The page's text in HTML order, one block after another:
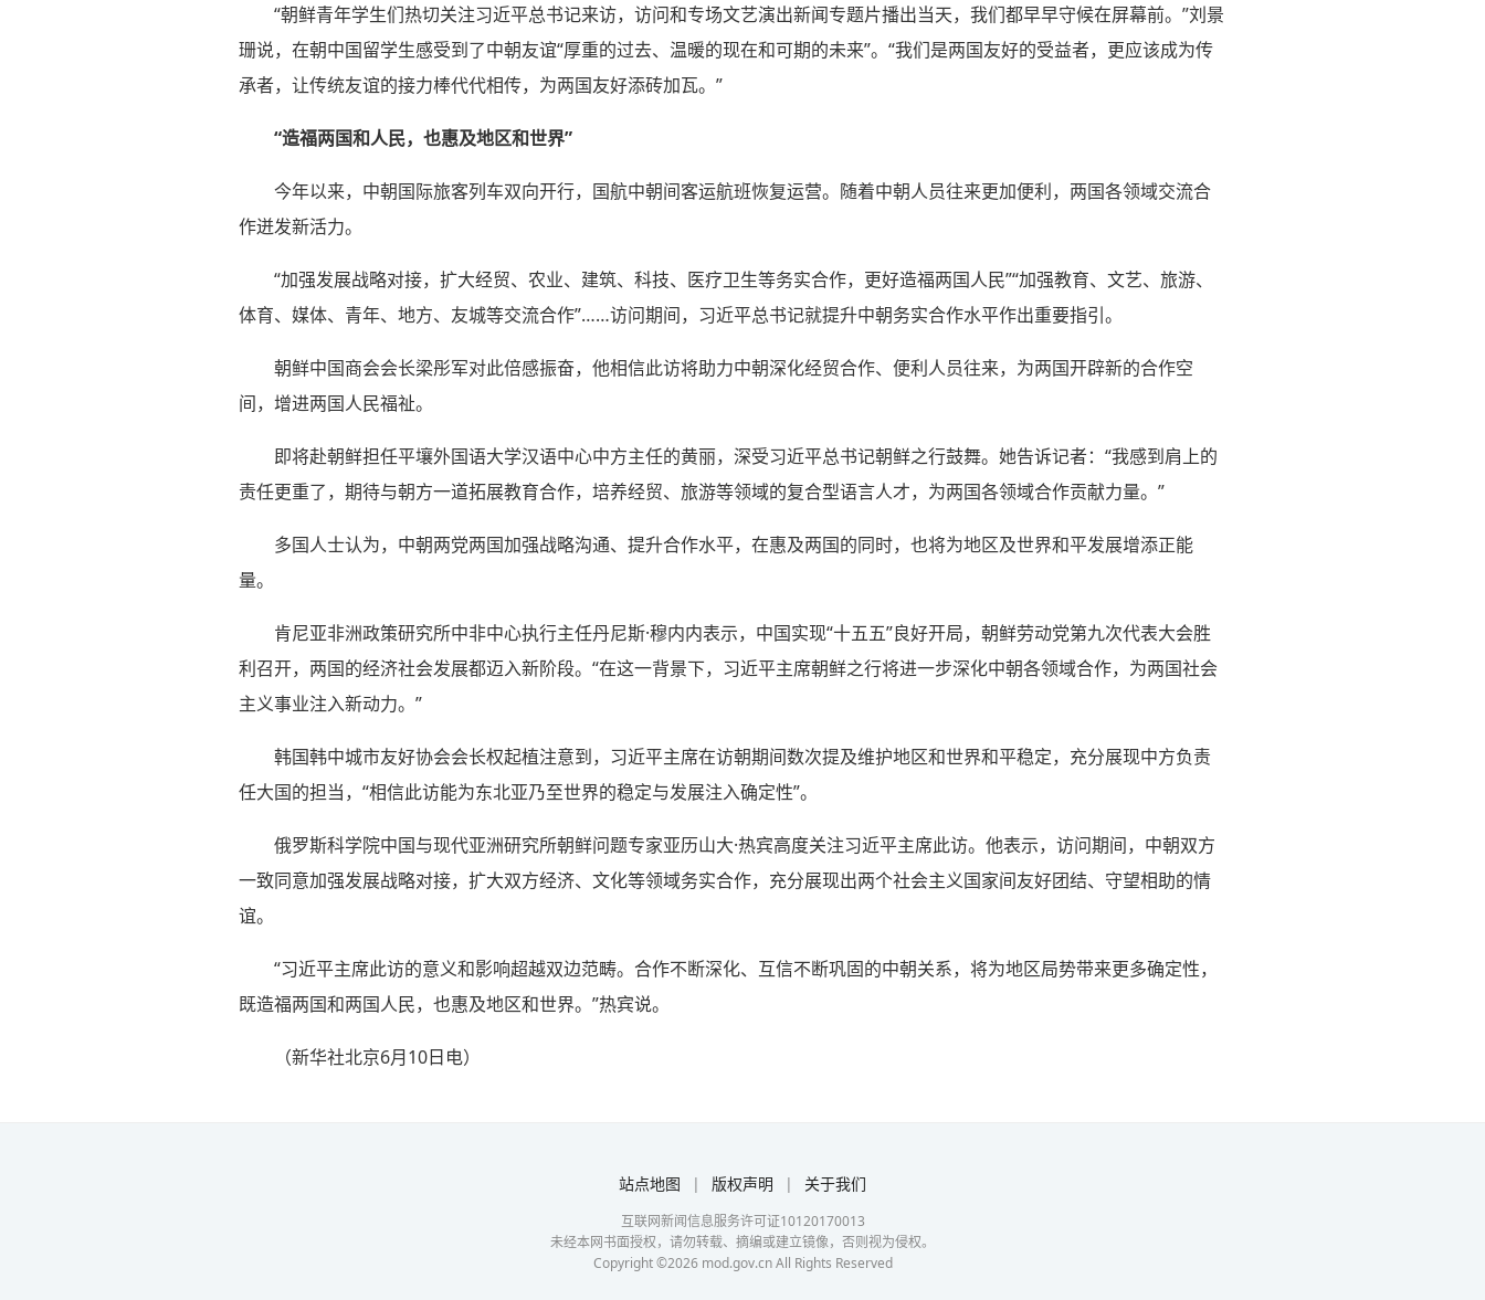
“朝鲜青年学生们热切关注习近平总书记来访，访问和专场文艺演出新闻专题片播出当天，我们都早早守候在屏幕前。”刘景
珊说，在朝中国留学生感受到了中朝友谊“厚重的过去、温暖的现在和可期的未来”。“我们是两国友好的受益者，更应该成为传
承者，让传统友谊的接力棒代代相传，为两国友好添砖加瓦。”
“造福两国和人民，也惠及地区和世界”
今年以来，中朝国际旅客列车双向开行，国航中朝间客运航班恢复运营。随着中朝人员往来更加便利，两国各领域交流合
作迸发新活力。
“加强发展战略对接，扩大经贸、农业、建筑、科技、医疗卫生等务实合作，更好造福两国人民”“加强教育、文艺、旅游、
体育、媒体、青年、地方、友城等交流合作”……访问期间，习近平总书记就提升中朝务实合作水平作出重要指引。
朝鲜中国商会会长梁彤军对此倍感振奋，他相信此访将助力中朝深化经贸合作、便利人员往来，为两国开辟新的合作空
间，增进两国人民福祉。
即将赴朝鲜担任平壤外国语大学汉语中心中方主任的黄丽，深受习近平总书记朝鲜之行鼓舞。她告诉记者：“我感到肩上的
责任更重了，期待与朝方一道拓展教育合作，培养经贸、旅游等领域的复合型语言人才，为两国各领域合作贡献力量。”
多国人士认为，中朝两党两国加强战略沟通、提升合作水平，在惠及两国的同时，也将为地区及世界和平发展增添正能
量。
肯尼亚非洲政策研究所中非中心执行主任丹尼斯·穆内内表示，中国实现“十五五”良好开局，朝鲜劳动党第九次代表大会胜
利召开，两国的经济社会发展都迈入新阶段。“在这一背景下，习近平主席朝鲜之行将进一步深化中朝各领域合作，为两国社会
主义事业注入新动力。”
韩国韩中城市友好协会会长权起植注意到，习近平主席在访朝期间数次提及维护地区和世界和平稳定，充分展现中方负责
任大国的担当，“相信此访能为东北亚乃至世界的稳定与发展注入确定性”。
俄罗斯科学院中国与现代亚洲研究所朝鲜问题专家亚历山大·热宾高度关注习近平主席此访。他表示，访问期间，中朝双方
一致同意加强发展战略对接，扩大双方经济、文化等领域务实合作，充分展现出两个社会主义国家间友好团结、守望相助的情
谊。
“习近平主席此访的意义和影响超越双边范畴。合作不断深化、互信不断巩固的中朝关系，将为地区局势带来更多确定性，
既造福两国和两国人民，也惠及地区和世界。”热宾说。
（新华社北京6月10日电）
站点地图 | 版权声明 | 关于我们
互联网新闻信息服务许可证10120170013
未经本网书面授权，请勿转载、摘编或建立镜像，否则视为侵权。
Copyright ©2026mod.gov.cn All Rights Reserved